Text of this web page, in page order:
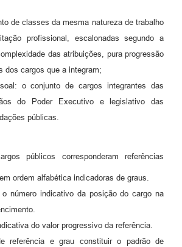
de classes da mesma natureza de trabalho
profissional, escalonadas segundo a
das atribuições, pura progressão
dos cargos que a integram;
o conjunto de cargos integrantes das
do Poder Executivo e legislativo das
públicas.
públicos corresponderam referências
ordem alfabética indicadoras de graus.
número indicativo da posição do cargo na
do valor progressivo da referência.
referência e grau constituir o padrão de